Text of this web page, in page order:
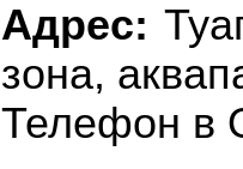
Адрес:
зона,
Телефон в